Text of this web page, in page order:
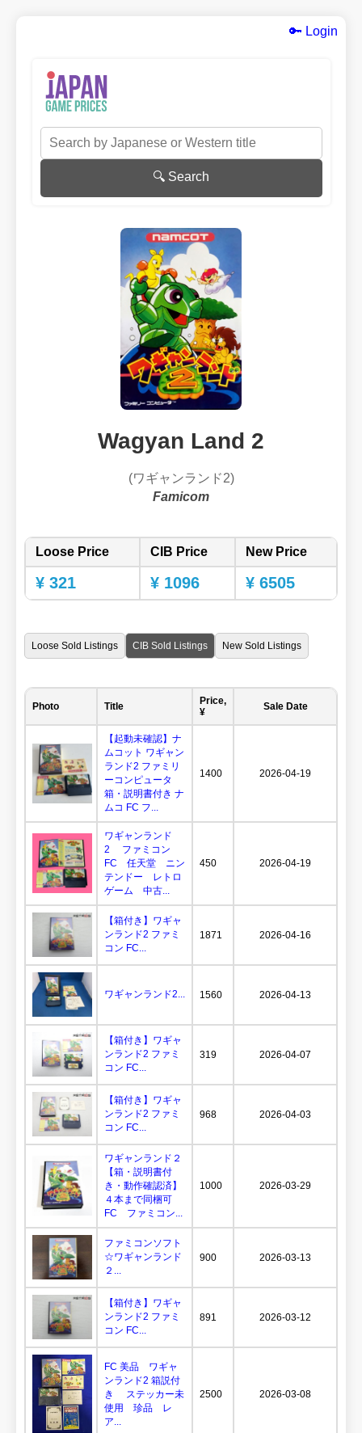
🔑 Login
🔍 Search
Wagyan Land 2
(ワギャンランド2)
Famicom
Loose Price CIB Price New Price
¥ 321 ¥ 1096 ¥ 6505
Loose Sold Listings CIB Sold Listings New Sold Listings
Photo Title
Price,
¥
Sale Date
【起動未確認】ナ
ムコット ワギャン
ランド2 ファミリ
ーコンピュータ
箱・説明書付き ナ
ムコ FC フ...
1400 2026-04-19
ワギャンランド
2 ファミコン
FC 任天堂 ニン
テンドー レトロ
ゲーム 中古...
450 2026-04-19
【箱付き】ワギャ
ンランド2 ファミ
コン FC...
1871 2026-04-16
ワギャンランド2... 1560 2026-04-13
【箱付き】ワギャ
ンランド2 ファミ
コン FC...
319 2026-04-07
【箱付き】ワギャ
ンランド2 ファミ
コン FC...
968 2026-04-03
ワギャンランド２
【箱・説明書付
き・動作確認済】
４本まで同梱可
FC ファミコン...
1000 2026-03-29
ファミコンソフト
☆ワギャンランド
２...
900 2026-03-13
【箱付き】ワギャ
ンランド2 ファミ
コン FC...
891 2026-03-12
FC 美品 ワギャ
ンランド2 箱説付
き ステッカー未
使用 珍品 レ
ア...
2500 2026-03-08